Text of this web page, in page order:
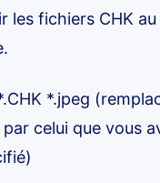
les fichiers CHK
*.jpeg
par celui que vous